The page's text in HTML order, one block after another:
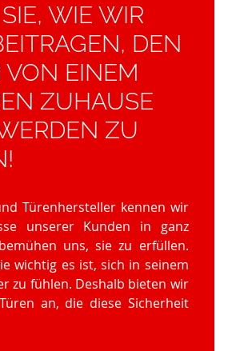
WIE WIR
DEN
EINEM
ZUHAUSE
ZU
Türenhersteller kennen wir
unserer Kunden in ganz
uns, sie zu erfüllen.
wichtig es ist, sich in seinem
zu fühlen. Deshalb bieten wir
an, die diese Sicherheit